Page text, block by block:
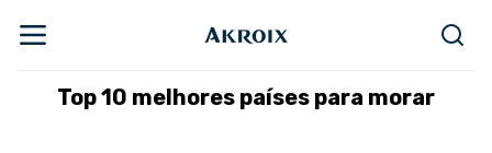
Top 10 melhores países para morar